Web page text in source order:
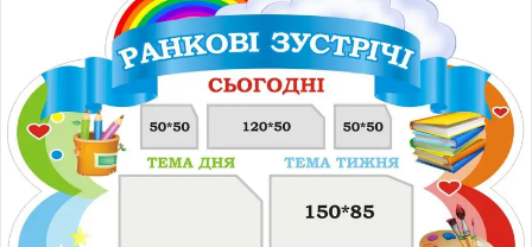
СТЕНДИ ДЛЯ КАБІНЕТІВ
СТЕНДИ ДЛЯ ШКОЛИ
ІНШЕ